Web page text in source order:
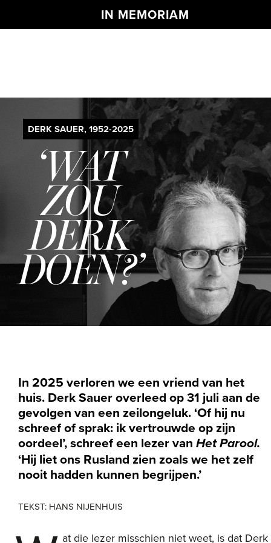
IN MEMORIAM
DERK SAUER, 1952-2025
‘WAT
ZOU
DERK
DOEN?’
In 2025 verloren we een vriend van het
huis. Derk Sauer overleed op 31 juli aan de
gevolgen van een zeilongeluk. ‘Of hij nu
schreef of sprak: ik vertrouwde op zijn
oordeel’, schreef een lezer van Het Parool.
‘Hij liet ons Rusland zien zoals we hetzelf
nooit hadden kunnen begrijpen.’
TEKST: HANS NIJENHUIS
at die lezer misschien niet weet, is dat Derk